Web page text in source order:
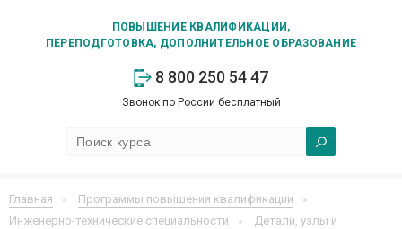
ПОВЫШЕНИЕ КВАЛИФИКАЦИИ,
ПЕРЕПОДГОТОВКА, ДОПОЛНИТЕЛЬНОЕ ОБРАЗОВАНИЕ
8 800 250 54 47
Звонок по России бесплатный
Главная
Программы повышения квалификации
Инженерно-технические специальности
Детали, узлы и